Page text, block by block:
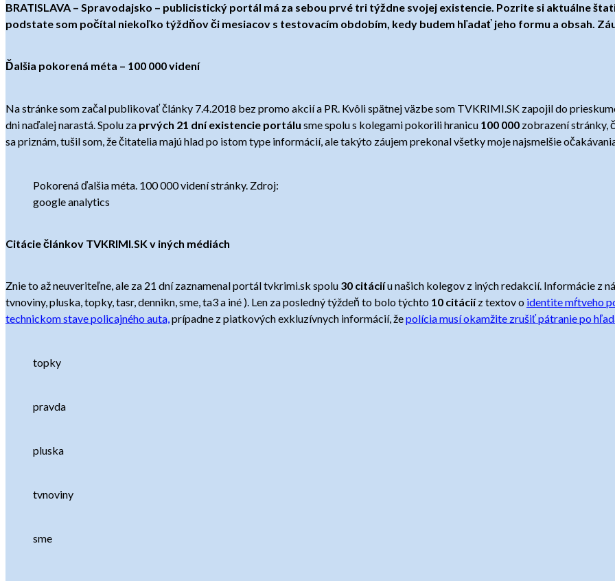
BRATISLAVA – Spravodajsko – publicistický portál má za sebou prvé tri týždne svojej existencie. Pozrite si aktuálne
podstate som počítal niekoľko týždňov či mesiacov s testovacím obdobím, kedy budem hľadať jeho formu a obsah.
Ďalšia pokorená méta – 100 000 videní
Na stránke som začal publikovať články 7.4.2018 bez promo akcií a PR. Kvôli spätnej väzbe som TVKRIMI.SK zapojil do
dni naďalej narastá. Spolu za prvých 21 dní existencie portálu sme spolu s kolegami pokorili hranicu 100 000 zobrazení stránky,
sa priznám, tušil som, že čitatelia majú hlad po istom type informácií, ale takýto záujem prekonal všetky moje najsmelšie
Pokorená ďalšia méta. 100 000 videní stránky. Zdroj:
google analytics
Citácie článkov TVKRIMI.SK v iných médiách
Znie to až neuveriteľne, ale za 21 dní zaznamenal portál tvkrimi.sk spolu 30 citáciíu našich kolegov z iných redakcií. Informácie z
tvnoviny, pluska, topky, tasr, dennikn, sme, ta3 a iné ). Len za posledný týždeň to bolo týchto 10 citáciíz textov o identite mŕtveho
technickom stave policajného auta,prípadne z piatkových exkluzívnych informácií, žepolícia musí okamžite zrušiť pátranie po
topky
pravda
pluska
tvnoviny
sme